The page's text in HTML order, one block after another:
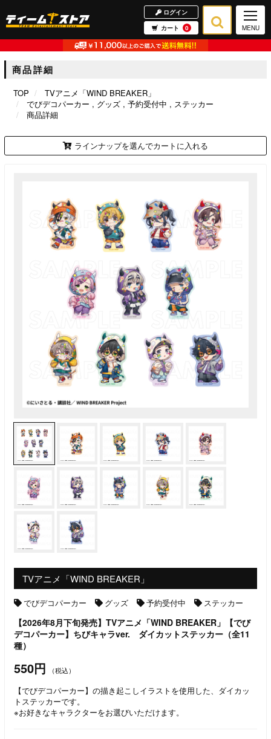
ログイン
カート
0 MENU
商品詳細
TOP
TVアニメ「WIND BREAKER」
でびデコパーカー
グッズ 予約受付中
ステッカー
商品詳細
ラインナップを選んでカートに入れる
TVアニメ「WIND BREAKER」
でびデコパーカー グッズ 予約受付中 ステッカー
【2026年8月下旬発売】TVアニメ「WIND BREAKER」【でび
デコパーカー】ちびキャラver. ダイカットステッカー（全11
種）
550円 （税込）
【でびデコパーカー】の描き起こしイラストを使用した、ダイカッ
トステッカーです。
※お好きなキャラクターをお選びいただけます。